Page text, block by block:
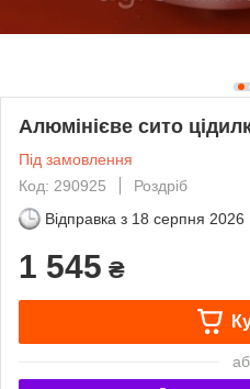
Алюмінієве сито
Під замовлення
Код: 290925
Роздріб
Відправка з 18 серпня 2026
1 545 ₴